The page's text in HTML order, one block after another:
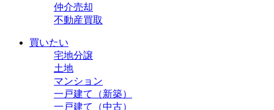
仲介売却
不動産買取
買いたい
宅地分譲
土地
マンション
一戸建て（新築）
一戸建て（中古）